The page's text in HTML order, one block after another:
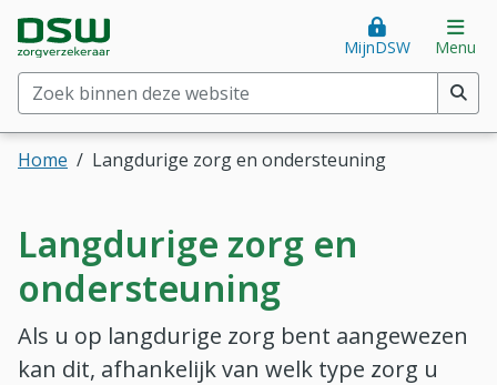
Direct naar hoofdinhoud
Direct naar hoofdmenuDSW Zorgverzekeraar. Goed voor je.
Zoek binnen deze website(min. 2 tekens)
MijnDSW Menu
Home Langdurige zorg en ondersteuning
Langdurige zorg en
ondersteuning
Als u op langdurige zorg bent aangewezen
kan dit, afhankelijk van welk type zorg u